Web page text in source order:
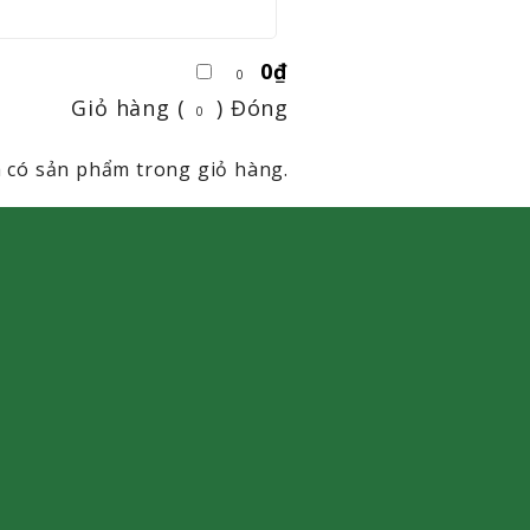
0 0₫
Giỏ hàng (
0 ) Đóng
có sản phẩm trong giỏ hàng.